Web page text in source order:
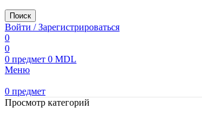
Поиск
Войти / Зарегистрироваться
0
0
0 предмет 0 MDL
Меню
0 предмет
Просмотр категорий